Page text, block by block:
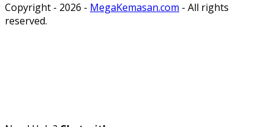
Copyright - 2026 - MegaKemasan.com - All rights
reserved.